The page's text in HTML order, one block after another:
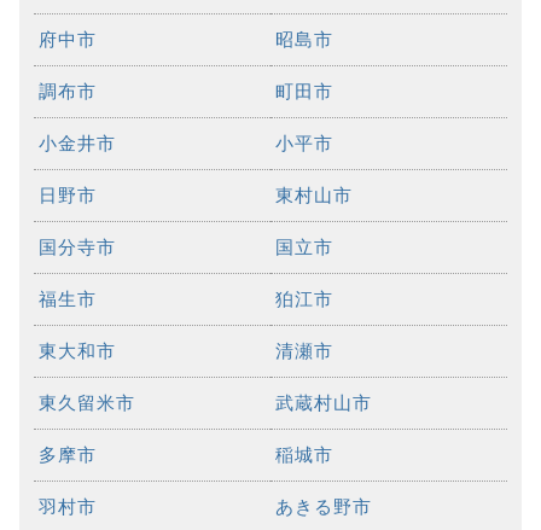
府中市 昭島市
調布市 町田市
小金井市 小平市
日野市 東村山市
国分寺市 国立市
福生市 狛江市
東大和市 清瀬市
東久留米市 武蔵村山市
多摩市 稲城市
羽村市 あきる野市